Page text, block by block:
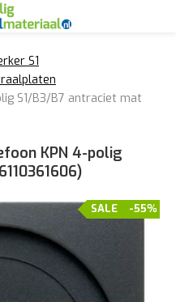
S1
S1/B3/B7 antraciet mat
KPN 4-polig
-55%
SALE